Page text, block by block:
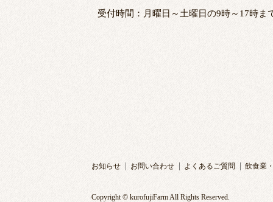
受付時間：月曜日～土曜日の9時～17時ま
お知らせ お問い合わせ よくあるご質問 飲食業
Copyright © kurofujiFarm All Rights Reserved.